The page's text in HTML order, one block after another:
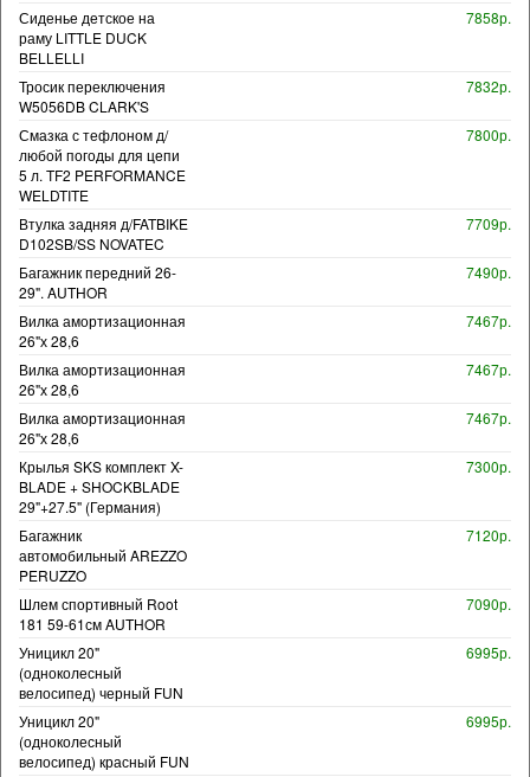
Сиденье детское на
раму LITTLE DUCK
BELLELLI
7858р.
Тросик переключения
W5056DB CLARK'S
7832р.
Смазка с тефлоном д/
любой погоды для цепи
5 л. TF2 PERFORMANCE
WELDTITE
7800р.
Втулка задняя д/FATBIKE
D102SB/SS NOVATEC
7709р.
Багажник передний 26-
29". AUTHOR
7490р.
Вилка амортизационная
26"х 28,6
7467р.
Вилка амортизационная
26"х 28,6
7467р.
Вилка амортизационная
26"х 28,6
7467р.
Крылья SKS комплект X-
BLADE + SHOCKBLADE
29"+27.5" (Германия)
7300р.
Багажник
автомобильный AREZZO
PERUZZO
7120р.
Шлем спортивный Root
181 59-61см AUTHOR
7090р.
Уницикл 20"
(одноколесный
велосипед) черный FUN
6995р.
Уницикл 20"
(одноколесный
велосипед) красный FUN
6995р.